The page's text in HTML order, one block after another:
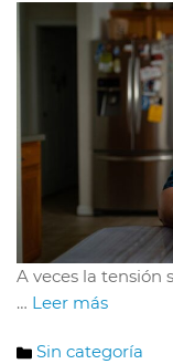
A veces la tensión
… Leer más
Categorías
Sin categoría